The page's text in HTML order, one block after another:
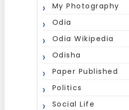
My Photography
Odia
Odia Wikipedia
Odisha
Paper Published
Politics
Social Life